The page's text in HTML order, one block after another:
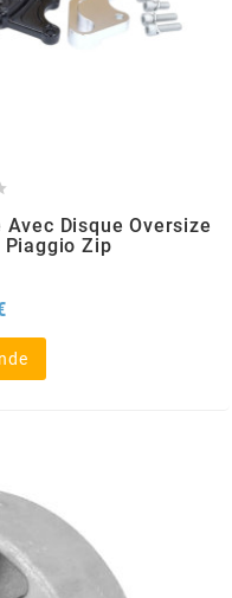
Disque Oversize
Piaggio Zip